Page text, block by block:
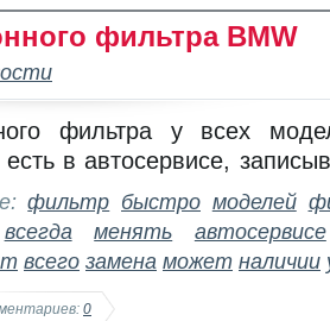
фильтра BMW
фильтра у всех
в автосервисе,
фильтр быстро моделей
всегда менять
автосервисе
всего замена может наличии
0